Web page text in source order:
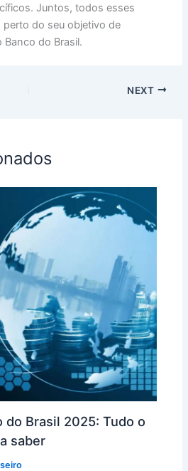
Juntos, todos esses
do seu objetivo de
do Brasil.
NEXT
do Brasil 2025: Tudo o
saber